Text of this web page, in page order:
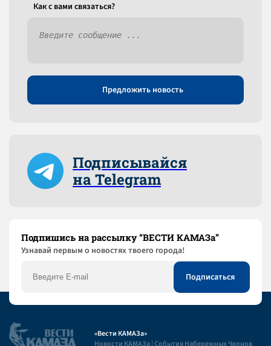
Как c вами связаться?
Предложить новость
Подписывайся
на Telegram
Подпишись на рассылку “ВЕСТИ КАМАЗа”
Узнaвай первым о новостях твоего города!
«Вести КАМАЗа»
Новости КАМАЗа | События Набережных Челнов